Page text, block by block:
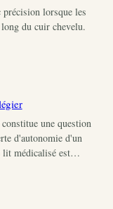
lorsque les
du cuir chevelu.
une question
d'autonomie d'un
lit médicalisé est…